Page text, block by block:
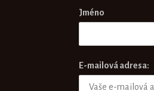
Jméno
E-mailová adresa: